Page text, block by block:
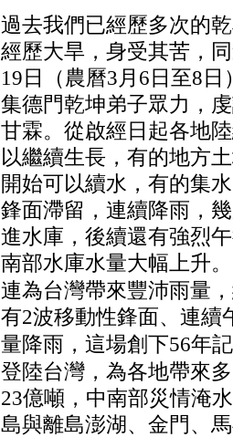
過去我們已經歷多次的
經歷大旱，身受其苦，
19日（農曆3月6日至8
集德門乾坤弟子眾力，
甘霖。從啟經日起各地
以繼續生長，有的地方
開始可以續水，有的集
鋒面滯留，連續降雨，
進水庫，後續還有強烈
南部水庫水量大幅上升
連為台灣帶來豐沛雨量
有2波移動性鋒面、連續
量降雨，這場創下56年
登陸台灣，為各地帶來
23億噸，中南部災情淹
島與離島澎湖、金門、